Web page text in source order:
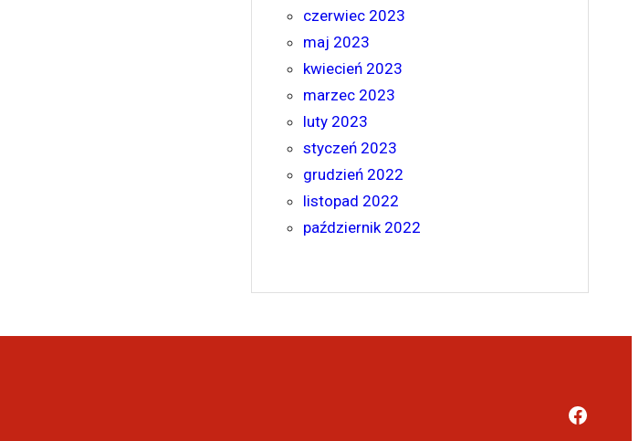
czerwiec 2023
maj 2023
kwiecień 2023
marzec 2023
luty 2023
styczeń 2023
grudzień 2022
listopad 2022
październik 2022